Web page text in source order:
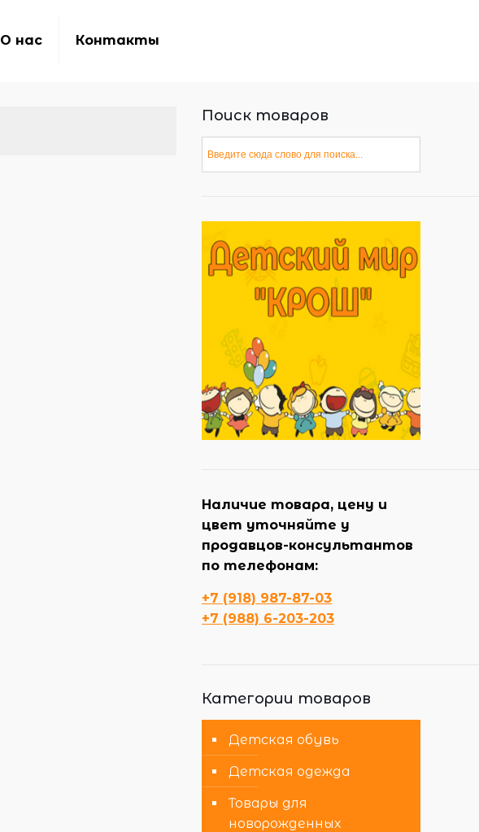
О нас Контакты
Поиск товаров
Наличие товара, цену и
цвет уточняйте у
продавцов-консультантов
по телефонам:
+7 (918) 987-87-03
+7 (988) 6-203-203
Категории товаров
Детская обувь
Детская одежда
Товары для
новорожденных